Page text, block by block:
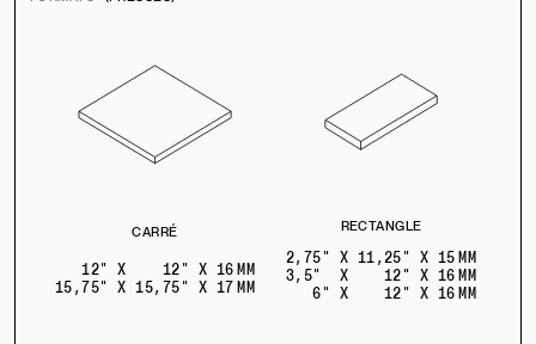
CARRÉ
12" X 12" X 16 MM
15,75" X 15,75" X 17 MM
RECTANGLE
2,75" X 11,25" X 15 MM
3,5" X 12" X 16 MM
6" X 12" X 16 MM